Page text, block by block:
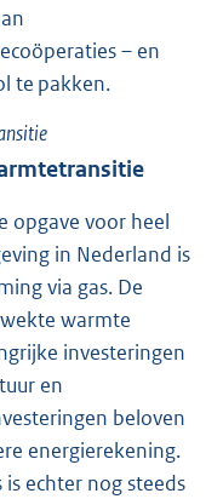
– en
te pakken.
opgave voor heel
in Nederland is
via gas. De
warmte
investeringen
en
beloven
energierekening.
echter nog steeds